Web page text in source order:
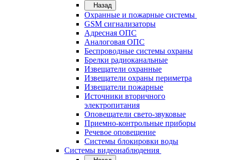
Назад
Охранные и пожарные системы
GSM сигнализаторы
Адресная ОПС
Аналоговая ОПС
Беспроводные системы охраны
Брелки радиоканальные
Извещатели охранные
Извещатели охраны периметра
Извещатели пожарные
Источники вторичного
электропитания
Оповещатели свето-звуковые
Приемно-контрольные приборы
Речевое оповещение
Системы блокировки воды
Системы видеонаблюдения